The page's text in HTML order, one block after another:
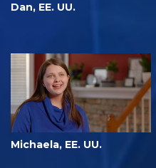
Dan, EE. UU.
Michaela, EE. UU.